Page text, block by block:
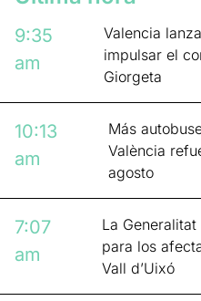
9:35
am
Valencia
impulsar el
Giorgeta
10:13
am
Más
València
agosto
7:07
am
La
para los
Vall d’Uixó